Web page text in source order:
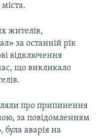
жителів,
за останній рік
відключення
що викликало
про припинення
за повідомленням
аварія на